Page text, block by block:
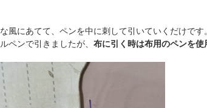
風にあてて、ペンを中に刺して引いていくだけで
ペンで引きましたが、 布に引く時は布用のペンを使